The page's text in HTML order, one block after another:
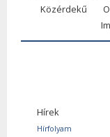
Közérdekű
Hírek
Hírfolyam